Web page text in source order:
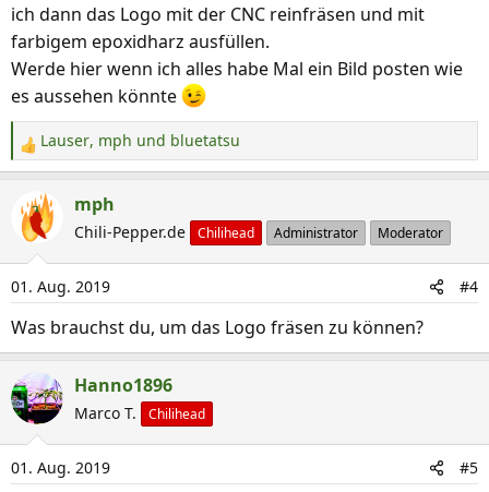
ich dann das Logo mit der CNC reinfräsen und mit
farbigem epoxidharz ausfüllen.
Werde hier wenn ich alles habe Mal ein Bild posten wie
es aussehen könnte
R
e
a
k
i
o
n
:
Lauser, mph und bluetatsu
mph
Chili-Pepper.de Chilihead Administrator Moderator
01. Aug. 2019 #4
Was brauchst du, um das Logo fräsen zu können?
Hanno1896
Marco T. Chilihead
01. Aug. 2019 #5